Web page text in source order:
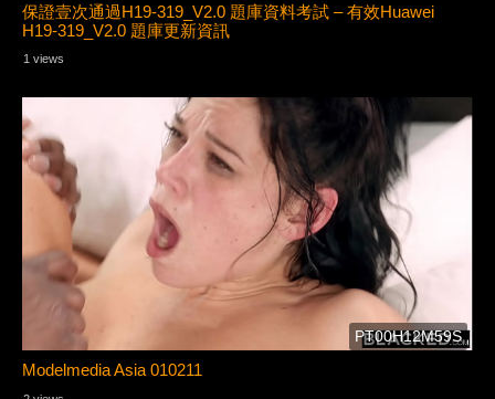
保證壹次通過H19-319_V2.0 題庫資料考試 – 有效Huawei
H19-319_V2.0 題庫更新資訊
1 views
PT00H12M59S
Modelmedia Asia 010211